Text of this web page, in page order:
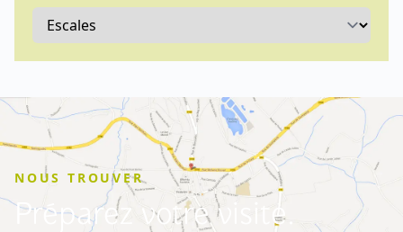
NOUS TROUVER
Préparez votre visite.